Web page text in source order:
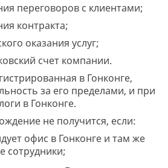
переговоров с клиентами;
контракта;
оказания услуг;
счет компании.
в Гонконге,
за его пределами, и при
в Гонконге.
не получится, если:
офис в Гонконге и там же
сотрудники;